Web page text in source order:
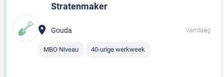
Stratenmaker
Gouda Vandaag
MBO Niveau 40-urige werkweek